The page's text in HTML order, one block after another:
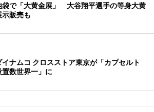
袋で「大黄金展」 大谷翔平選手の等身大黄
示販売も
イナムコ クロスストア東京が「カプセルト
置数世界一」に